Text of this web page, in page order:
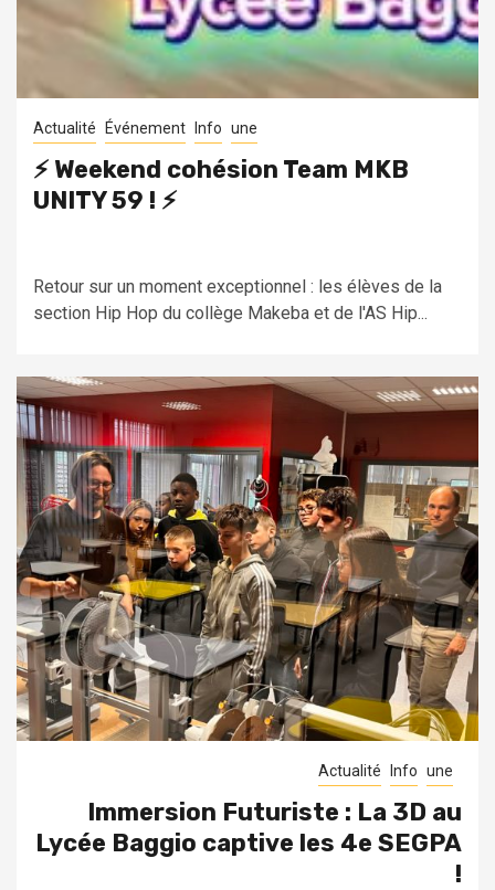
Actualité Événement Info une
⚡️ Weekend cohésion Team MKB
UNITY 59 ! ⚡️
Retour sur un moment exceptionnel : les élèves de la
section Hip Hop du collège Makeba et de l'AS Hip...
Actualité Info une
Immersion Futuriste : La 3D au
Lycée Baggio captive les 4e SEGPA
!